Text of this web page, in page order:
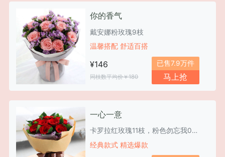
你的香气
戴安娜粉玫瑰9枝
温馨搭配 舒适百搭
¥146
同枝数平均价￥180
已售7.9万件
马上抢
一心一意
卡罗拉红玫瑰11枝，粉色勿忘我0.3扎
经典款式 精选爆款